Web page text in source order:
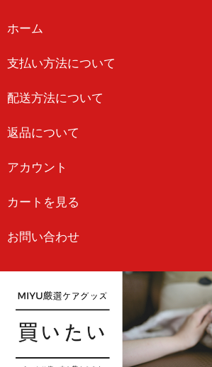
ホーム
支払い方法について
配送方法について
返品について
アカウント
カートを見る
お問い合わせ